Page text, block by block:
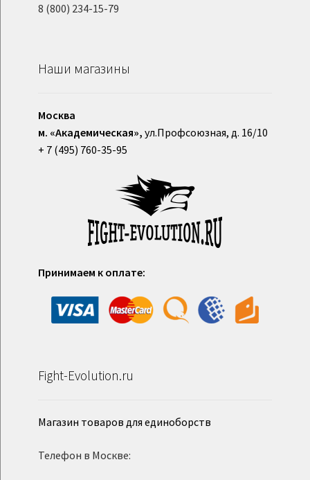
8 (800) 234-15-79
Наши магазины
Москва
м. «Академическая», ул.Профсоюзная, д. 16/10
+ 7 (495) 760-35-95
Принимаем к оплате:
Fight-Evolution.ru
Магазин товаров для единоборств
Телефон в Москве: